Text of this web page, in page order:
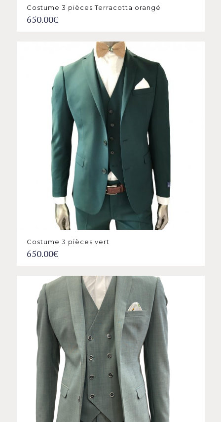
Costume 3 pièces Terracotta orangé
650.00€
Costume 3 pièces vert
650.00€